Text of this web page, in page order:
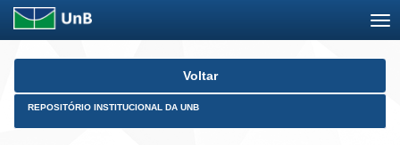
Skip
Voltar
REPOSITÓRIO INSTITUCIONAL DA UNB